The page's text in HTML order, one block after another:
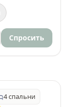
Спросить
4 спальни